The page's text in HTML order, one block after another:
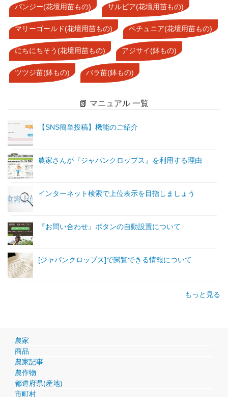
パンジー(花壇用苗もの) サルビア(花壇用苗もの)
マリーゴールド(花壇用苗もの) ペチュニア(花壇用苗もの)
にちにちそう(花壇用苗もの) アジサイ(鉢もの)
ツツジ苗(鉢もの) バラ苗(鉢もの)
📗 マニュアル 一覧
【SNS簡単投稿】機能のご紹介
農家さんが『ジャパンクロップス』を利用する理由
インターネット検索で上位表示を目指しましょう
『お問い合わせ』ボタンの自動設置について
[ジャパンクロップス]で閲覧できる情報について
もっと見る
農家
商品
農家記事
農作物
都道府県(産地)
市町村